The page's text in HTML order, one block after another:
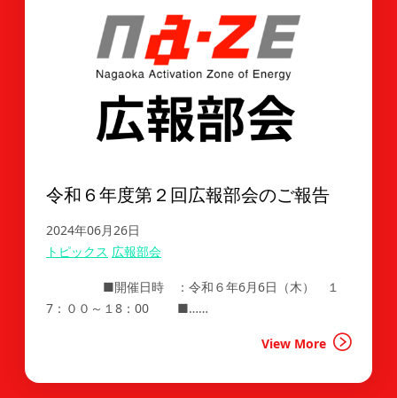
令和６年度第２回広報部会のご報告
2024年06月26日
トピックス 広報部会
■開催日時 ：令和６年6月6日（木） １
7：００～１8：00 ■……
View More